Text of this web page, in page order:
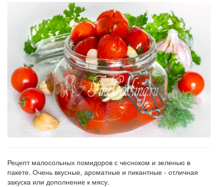
Рецепт малосольных помидоров с чесноком и зеленью в
пакете. Очень вкусные, ароматные и пикантные - отличная
закуска или дополнение к мясу.